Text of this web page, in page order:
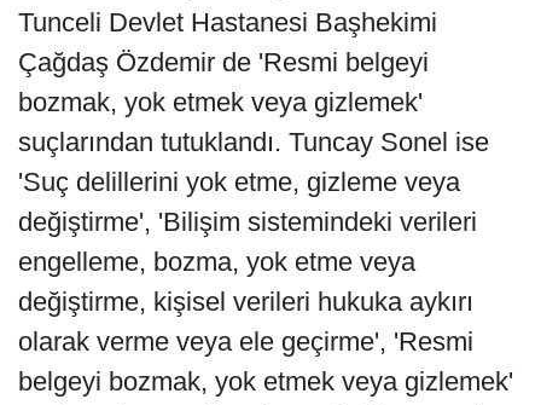
Tunceli Devlet Hastanesi Başhekimi
Çağdaş Özdemir de 'Resmi belgeyi
bozmak, yok etmek veya gizlemek'
suçlarından tutuklandı. Tuncay Sonel ise
'Suç delillerini yok etme, gizleme veya
değiştirme', 'Bilişim sistemindeki verileri
engelleme, bozma, yok etme veya
değiştirme, kişisel verileri hukuka aykırı
olarak verme veya ele geçirme', 'Resmi
belgeyi bozmak, yok etmek veya gizlemek'